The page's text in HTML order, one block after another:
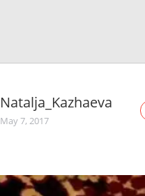
Natalja_Kazhaeva
May 7, 2017